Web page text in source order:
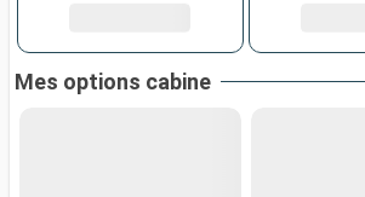
Mes options cabine